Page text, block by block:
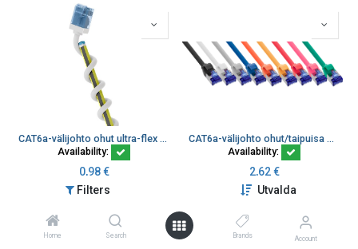
Filters Utvalda
Home Search Brands Account
CAT6a-välijohto ohut ultra-flex U/UTP valkoinen
Availability:
0,98€
CAT6a-välijohto ohut/taipuisa Ø4,5 mm S/FTP TPE (LSZH) PoE
Availability:
2,62€